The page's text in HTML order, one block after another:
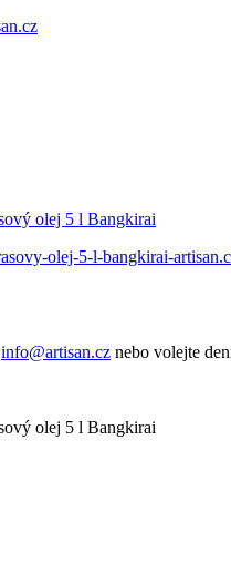
info@artisan.cz nebo volejte